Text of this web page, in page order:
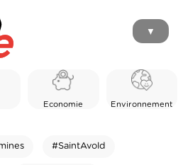
▼
Economie Environnement
#SaintAvold